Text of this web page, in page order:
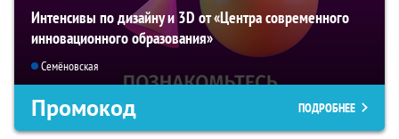
Интенсивы по дизайну и 3D от «Центра современного
инновационного образования»
Семёновская
Промокод ПОДРОБНЕЕ